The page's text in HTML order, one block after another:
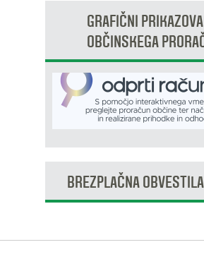
GRAFIČNI
OBČINSKEGA
BREZPLAČNA